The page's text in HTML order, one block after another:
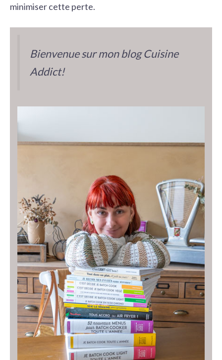
minimiser cette perte.
Bienvenue sur mon blog Cuisine
Addict!